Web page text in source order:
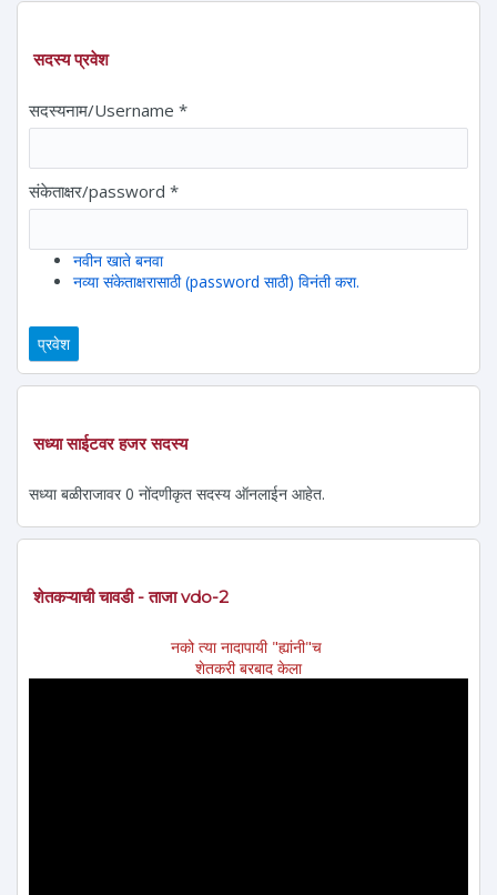
सदस्य प्रवेश
सदस्यनाम/Username *
संकेताक्षर/password *
नवीन खाते बनवा
नव्या संकेताक्षरासाठी (password साठी) विनंती करा.
सध्या साईटवर हजर सदस्य
सध्या बळीराजावर 0 नोंदणीकृत सदस्य ऑनलाईन आहेत.
शेतकऱ्याची चावडी - ताजा vdo-2
नको त्या नादापायी "ह्यांनी"च
शेतकरी बरबाद केला